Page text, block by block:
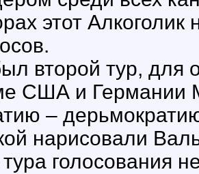
этот
второй тур, для
США и Германии
–
нарисовали
тура голосования